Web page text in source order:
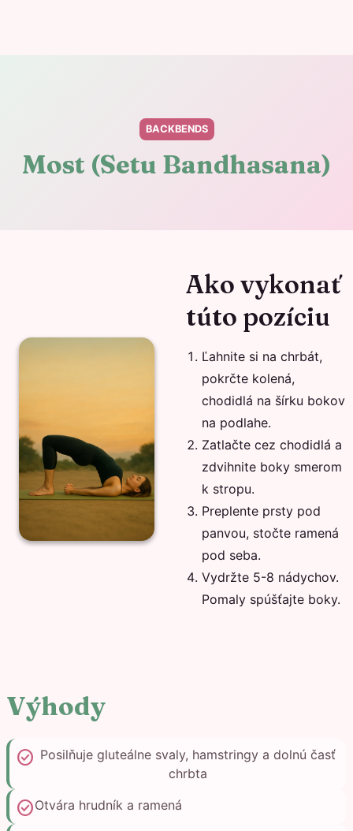
BACKBENDS
Most (Setu Bandhasana)
Ako vykonať
túto pozíciu
Ľahnite si na chrbát,
pokrčte kolená,
chodidlá na šírku bokov
na podlahe.
Zatlačte cez chodidlá a
zdvihnite boky smerom
k stropu.
Preplente prsty pod
panvou, stočte ramená
pod seba.
Vydržte 5-8 nádychov.
Pomaly spúšťajte boky.
Výhody
check_circle Posilňuje gluteálne svaly, hamstringy a dolnú časť
chrbta
check_circleOtvára hrudník a ramená